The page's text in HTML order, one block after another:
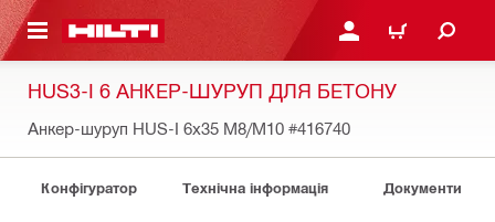
ЗМІСТУ УВІЙТИ АБО
КОШИК
HUS3-I 6 АНКЕР-ШУРУП ДЛЯ БЕТОНУ
Анкер-шуруп HUS-I 6x35 M8/M10 #416740
Конфігуратор Технічна інформація Документи